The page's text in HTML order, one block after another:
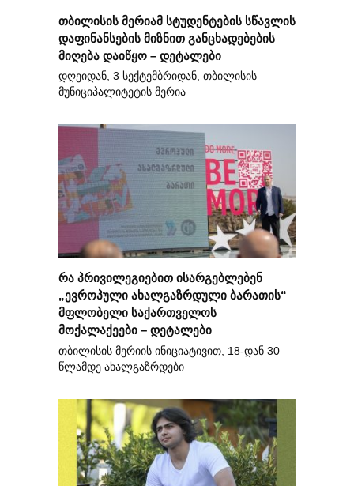
თბილისის მერიამ სტუდენტების სწავლის
დაფინანსების მიზნით განცხადებების
მიღება დაიწყო – დეტალები
დღეიდან, 3 სექტემბრიდან, თბილისის
მუნიციპალიტეტის მერია
რა პრივილეგიებით ისარგებლებენ
„ევროპული ახალგაზრდული ბარათის“
მფლობელი საქართველოს
მოქალაქეები – დეტალები
თბილისის მერიის ინიციატივით, 18-დან 30
წლამდე ახალგაზრდები